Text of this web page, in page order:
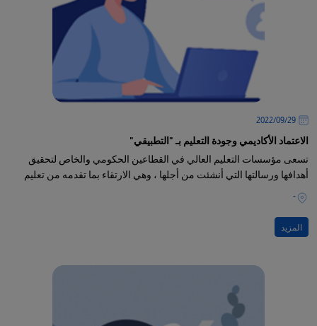
29‏/09‏/2022
الاعتماد الأكاديمي وجودة التعليم بـ "التطبيقي"
تسعى مؤسسات التعليم العالي في القطاعين الحكومي والخاص لتحقيق
أهدافها ورسالتها التي أنشئت من أجلها ، وهي الارتقاء بما تقدمه من تعليم
-
المزيد